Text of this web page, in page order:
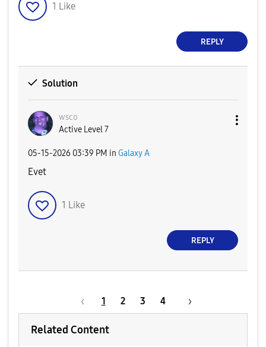
1 Like
REPLY
Solution
wsco
Active Level 7
‎05-15-2026 03:39 PM in Galaxy A
Evet
1 Like
REPLY
1 2 3 4
Related Content